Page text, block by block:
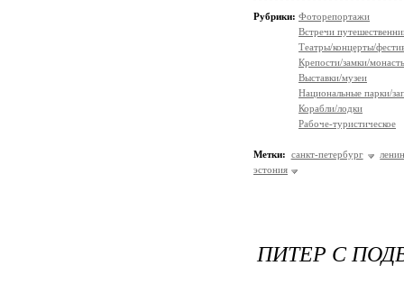
Рубрики: Фоторепортажи
Встречи
Театры/концерты/
Крепости/замки/
Выставки/музеи
Национальные парки/
Корабли/лодки
Рабоче-туристическое
Метки: санкт-петербург
эстония
ПИТЕР С